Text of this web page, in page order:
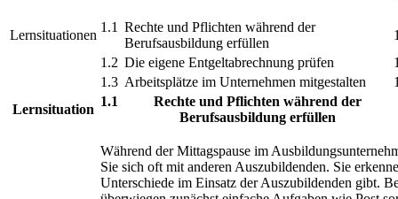
Lernsituationen
1.1 Rechte und Pflichten während der
Berufsausbildung erfüllen
1.2 Die eigene Entgeltabrechnung prüfen
1.3 Arbeitsplätze im Unternehmen mitgestalten
Lernsituation
1.1
Rechte und Pflichten während der
Berufsausbildung erfüllen
Während der Mittagspause im
Sie sich oft mit anderen Auszubildenden. Sie
Unterschiede im Einsatz der Auszubildenden gibt.